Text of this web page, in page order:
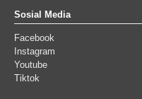
Sosial Media
Facebook
Instagram
Youtube
Tiktok